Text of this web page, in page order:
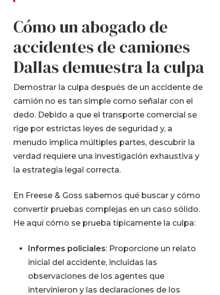
Cómo un abogado de
accidentes de camiones
Dallas demuestra la culpa
Demostrar la culpa después de un accidente de
camión no es tan simple como señalar con el
dedo. Debido a que el transporte comercial se
rige por estrictas leyes de seguridad y, a
menudo implica múltiples partes, descubrir la
verdad requiere una investigación exhaustiva y
la estrategia legal correcta.
En Freese & Goss sabemos qué buscar y cómo
convertir pruebas complejas en un caso sólido.
He aquí cómo se prueba típicamente la culpa:
Informes policiales: Proporcione un relato
inicial del accidente, incluidas las
observaciones de los agentes que
intervinieron y las declaraciones de los